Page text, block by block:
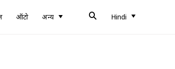
ऑटो अन्य Hindi